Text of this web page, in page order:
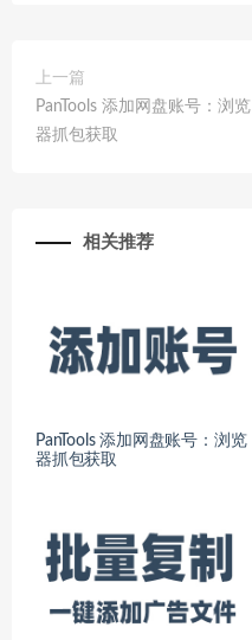
上一篇
PanTools 添加网盘账号：浏览
器抓包获取
相关推荐
PanTools 添加网盘账号：浏览
器抓包获取